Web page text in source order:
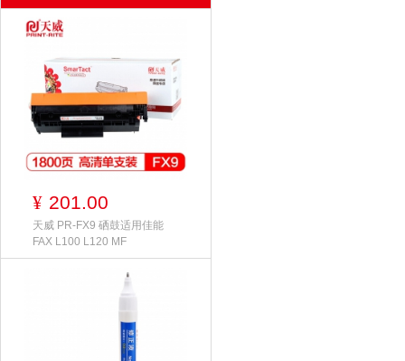
¥ 201.00
天威 PR-FX9 硒鼓适用佳能
FAX L100 L120 MF